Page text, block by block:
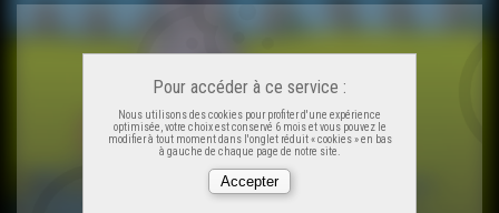
Pour accéder à ce service :
Nous utilisons des cookies pour profiter d'une expérience
optimisée, votre choix est conservé 6 mois et vous pouvez le
modifier à tout moment dans l'onglet réduit « cookies » en bas
à gauche de chaque page de notre site.